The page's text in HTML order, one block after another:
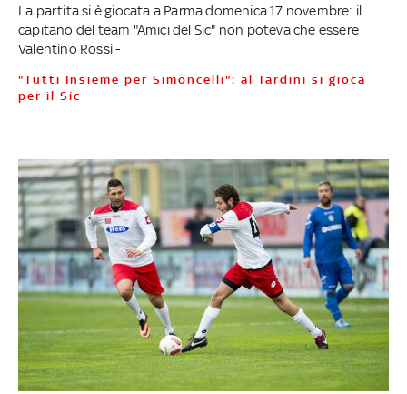
La partita si è giocata a Parma domenica 17 novembre: il
capitano del team "Amici del Sic" non poteva che essere
Valentino Rossi -
"Tutti Insieme per Simoncelli": al Tardini si gioca
per il Sic